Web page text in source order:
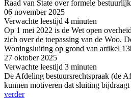
Raad van State over formele
06 november 2025
Verwachte leestijd 4 minuten
Op 1 mei 2022 is de Wet open
zich over de toepassing van de Woo.
Woningsluiting op grond van artikel
27 oktober 2025
Verwachte leestijd 3 minuten
De Afdeling bestuursrechtspraak (de
kunnen motiveren dat sluiting
verder